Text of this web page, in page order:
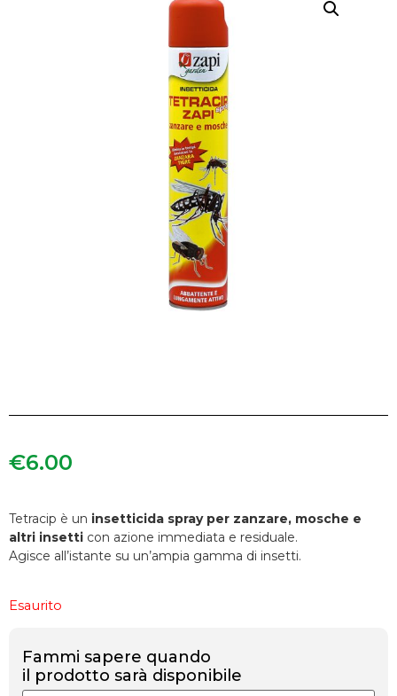
€6.00
Tetracip è un insetticida spray per zanzare, mosche e
altri insetti con azione immediata e residuale.
Agisce all’istante su un’ampia gamma di insetti.
Esaurito
Fammi sapere quando
il prodotto sarà disponibile